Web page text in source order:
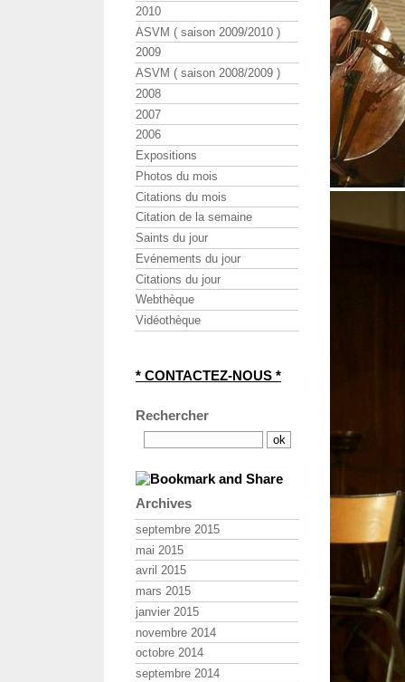
2010
ASVM ( saison 2009/2010 )
2009
ASVM ( saison 2008/2009 )
2008
2007
2006
Expositions
Photos du mois
Citations du mois
Citation de la semaine
Saints du jour
Evénements du jour
Citations du jour
Webthèque
Vidéothèque
* CONTACTEZ-NOUS *
Rechercher
Archives
septembre 2015
mai 2015
avril 2015
mars 2015
janvier 2015
novembre 2014
octobre 2014
septembre 2014